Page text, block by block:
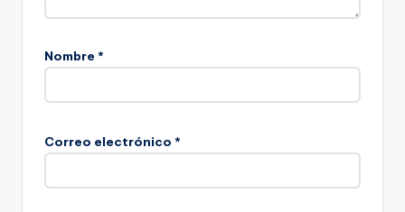
Nombre *
Correo electrónico *